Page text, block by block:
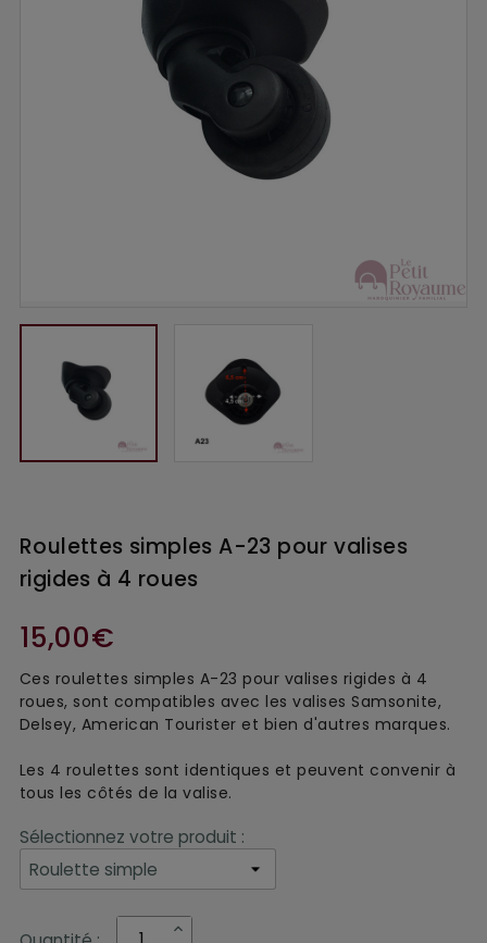
Roulettes simples A-23 pour valises
rigides à 4 roues
15,00€
Ces roulettes simples A-23 pour valises rigides à 4
roues, sont compatibles avec les valises Samsonite,
Delsey, American Tourister et bien d'autres marques.
Les 4 roulettes sont identiques et peuvent convenir à
tous les côtés de la valise.
Sélectionnez votre produit :